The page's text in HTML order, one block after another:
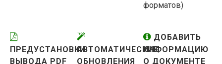
форматов)
ПРЕДУСТАНОВКИ
ВЫВОДА PDF
АВТОМАТИЧЕСКИЕ
ОБНОВЛЕНИЯ
ДОБАВИТЬ
ИНФОРМАЦИЮ
О ДОКУМЕНТЕ